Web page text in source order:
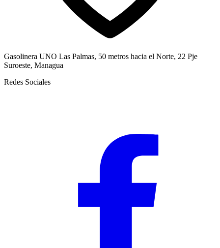
Gasolinera UNO Las Palmas, 50 metros hacia el Norte, 22 Pje
Suroeste, Managua
Redes Sociales